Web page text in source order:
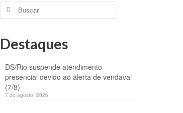
Buscar
por:
Destaques
DS/Rio suspende atendimento
presencial devido ao alerta de vendaval
(7/8)
7 de agosto, 2026